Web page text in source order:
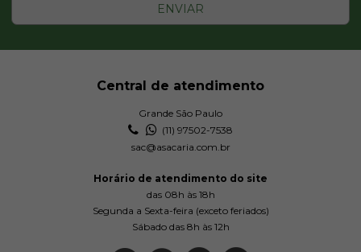
ENVIAR
Central de atendimento
Grande São Paulo
(11) 97502-7538
sac@asacaria.com.br
Horário de atendimento do site
das 08h às 18h
Segunda a Sexta-feira (exceto feriados)
Sábado das 8h às 12h